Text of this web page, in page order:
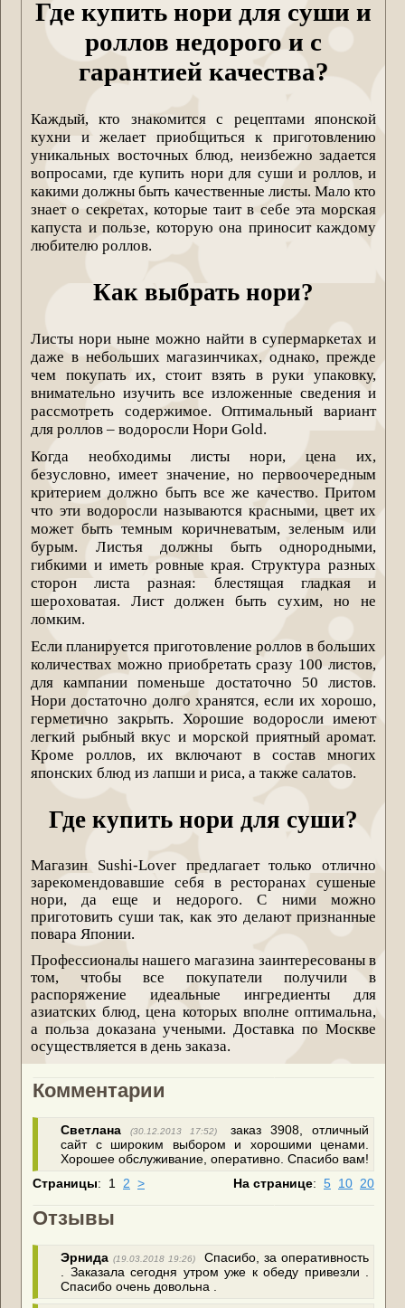
Где купить нори для суши и
роллов недорого и с
гарантией качества?
Каждый, кто знакомится с рецептами японской
кухни и желает приобщиться к приготовлению
уникальных восточных блюд, неизбежно задается
вопросами, где купить нори для суши и роллов, и
какими должны быть качественные листы. Мало кто
знает о секретах, которые таит в себе эта морская
капуста и пользе, которую она приносит каждому
любителю роллов.
Как выбрать нори?
Листы нори ныне можно найти в супермаркетах и
даже в небольших магазинчиках, однако, прежде
чем покупать их, стоит взять в руки упаковку,
внимательно изучить все изложенные сведения и
рассмотреть содержимое. Оптимальный вариант
для роллов – водоросли Нори Gold.
Когда необходимы листы нори, цена их,
безусловно, имеет значение, но первоочередным
критерием должно быть все же качество. Притом
что эти водоросли называются красными, цвет их
может быть темным коричневатым, зеленым или
бурым. Листья должны быть однородными,
гибкими и иметь ровные края. Структура разных
сторон листа разная: блестящая гладкая и
шероховатая. Лист должен быть сухим, но не
ломким.
Если планируется приготовление роллов в больших
количествах можно приобретать сразу 100 листов,
для кампании поменьше достаточно 50 листов.
Нори достаточно долго хранятся, если их хорошо,
герметично закрыть. Хорошие водоросли имеют
легкий рыбный вкус и морской приятный аромат.
Кроме роллов, их включают в состав многих
японских блюд из лапши и риса, а также салатов.
Где купить нори для суши?
Магазин Sushi-Lover предлагает только отлично
зарекомендовавшие себя в ресторанах сушеные
нори, да еще и недорого. С ними можно
приготовить суши так, как это делают признанные
повара Японии.
Профессионалы нашего магазина заинтересованы в
том, чтобы все покупатели получили в
распоряжение идеальные ингредиенты для
азиатских блюд, цена которых вполне оптимальна,
а польза доказана учеными. Доставка по Москве
осуществляется в день заказа.
Комментарии
Светлана (30.12.2013 17:52)
заказ 3908, отличный
сайт с широким выбором и хорошими ценами.
Хорошее обслуживание, оперативно. Спасибо вам!
На странице: 5 10 20
Страницы: 1 2 >
Отзывы
Эрнида (19.03.2018 19:26)
Спасибо, за оперативность
. Заказала сегодня утром уже к обеду привезли .
Спасибо очень довольна .